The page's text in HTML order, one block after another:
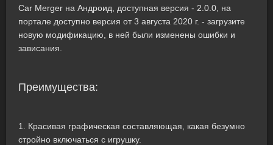
Car Merger на Андроид, доступная версия - 2.0.0, на
портале доступно версия от 3 августа 2020 г. - загрузите
новую модификацию, в ней были изменены ошибки и
зависания.
Преимущества:
1. Красивая графическая составляющая, какая безумно
стройно включаться с игрушку.